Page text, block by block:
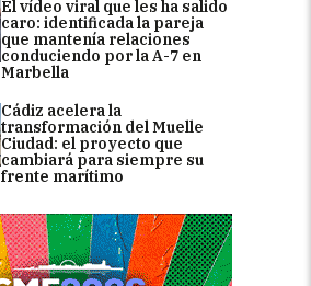
El vídeo viral que les ha salido
caro: identificada la pareja
que mantenía relaciones
conduciendo por la A-7 en
Marbella
Cádiz acelera la
transformación del Muelle
Ciudad: el proyecto que
cambiará para siempre su
frente marítimo